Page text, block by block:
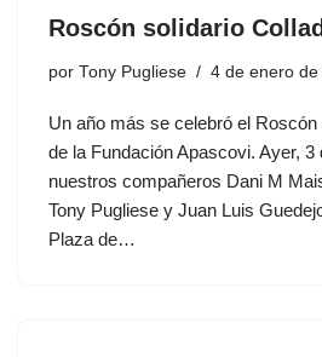
Roscón solidario
por Tony Pugliese 4 de enero de
Un año más se celebró el
de la Fundación Apascovi. Ayer, 3
nuestros compañeros Dani M
Tony Pugliese y Juan Luis
Plaza de…